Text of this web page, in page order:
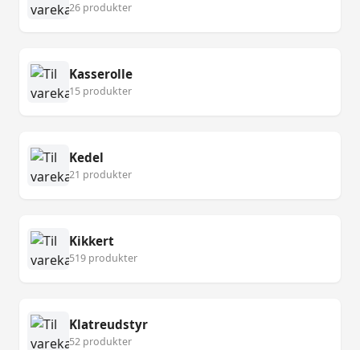
26 produkter
Kasserolle
15 produkter
Kedel
21 produkter
Kikkert
519 produkter
Klatreudstyr
52 produkter